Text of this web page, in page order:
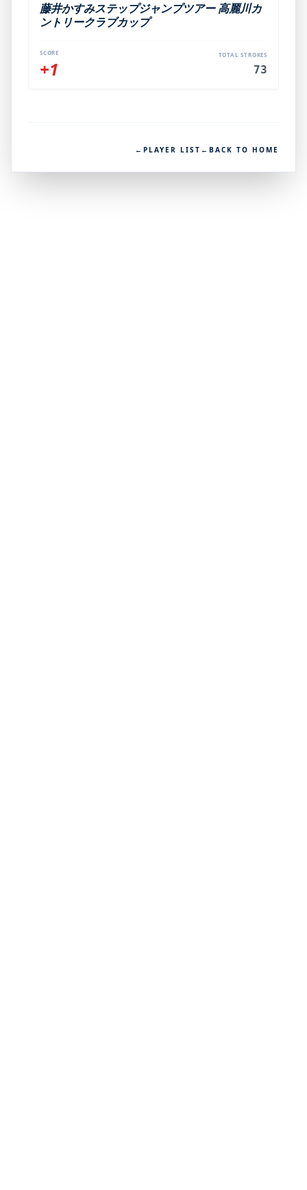
藤井かすみステップジャンプツアー 高麗川カ
ントリークラブカップ
SCORE
+1
TOTAL STROKES
73
← PLAYER LIST ← BACK TO HOME